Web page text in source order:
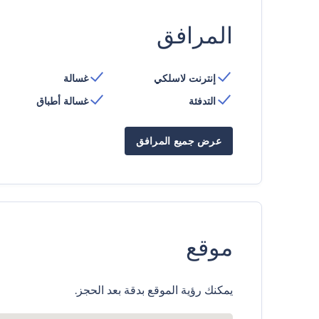
المرافق
إنترنت لاسلكي
التدفئة
غسالة
غسالة أطباق
عرض جميع المرافق
موقع
يمكنك رؤية الموقع بدقة بعد الحجز.